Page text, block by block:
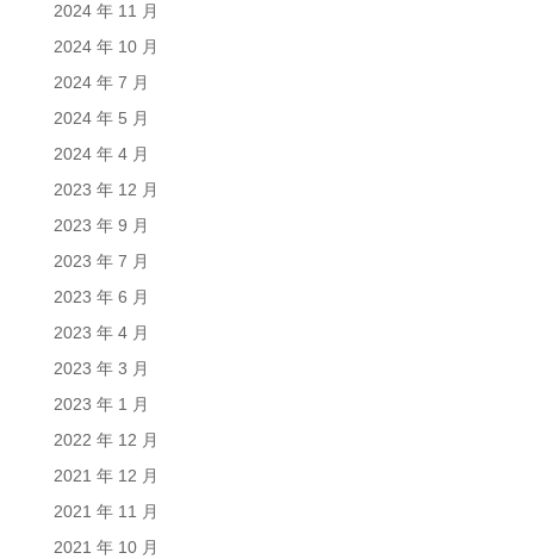
2024 年 11 月
2024 年 10 月
2024 年 7 月
2024 年 5 月
2024 年 4 月
2023 年 12 月
2023 年 9 月
2023 年 7 月
2023 年 6 月
2023 年 4 月
2023 年 3 月
2023 年 1 月
2022 年 12 月
2021 年 12 月
2021 年 11 月
2021 年 10 月